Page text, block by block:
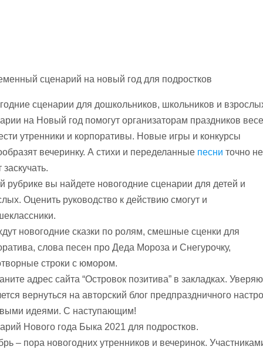
сценарий на новый год для подростков
сценарии для дошкольников, школьников и
на Новый год помогут организаторам праздников
утренники и корпоративы. Новые игры и конкурсы
вечеринку. А стихи и переделанные песни точно не
заскучать.
рубрике вы найдете новогодние сценарии для детей и
Оценить руководство к действию смогут и
новогодние сказки по ролям, смешные сценки для
слова песен про Деда Мороза и Снегурочку,
строки с юмором.
адрес сайта “Островок позитива” в закладках.
вернуться на авторский блог предпраздничного
идеями. С наступающим!
Нового года Быка 2021 для подростков.
– пора новогодних утренников и вечеринок.